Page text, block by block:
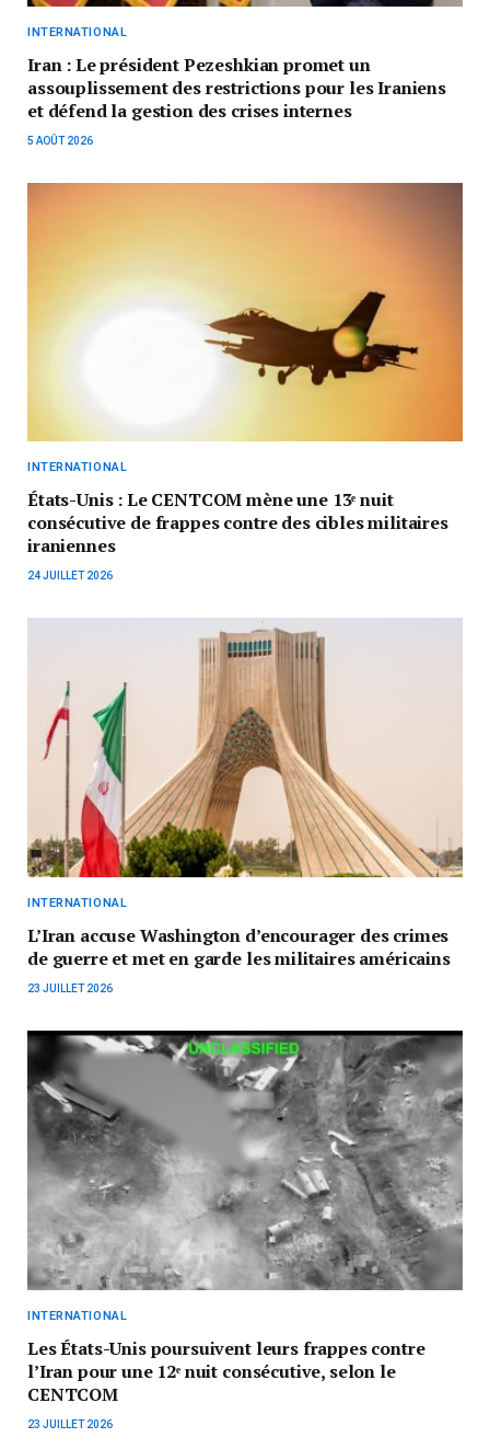
INTERNATIONAL
Iran : Le président Pezeshkian promet un
assouplissement des restrictions pour les Iraniens
et défend la gestion des crises internes
5 AOÛT 2026
INTERNATIONAL
États-Unis : Le CENTCOM mène une 13ᵉ nuit
consécutive de frappes contre des cibles militaires
iraniennes
24 JUILLET 2026
INTERNATIONAL
L’Iran accuse Washington d’encourager des crimes
de guerre et met en garde les militaires américains
23 JUILLET 2026
INTERNATIONAL
Les États-Unis poursuivent leurs frappes contre
l’Iran pour une 12ᵉ nuit consécutive, selon le
CENTCOM
23 JUILLET 2026